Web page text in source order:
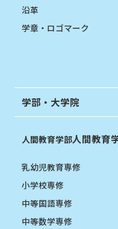
沿革
学章・ロゴマーク
学部・大学院
人間教育学部人間教育
乳幼児教育専修
小学校専修
中等国語専修
中等数学専修